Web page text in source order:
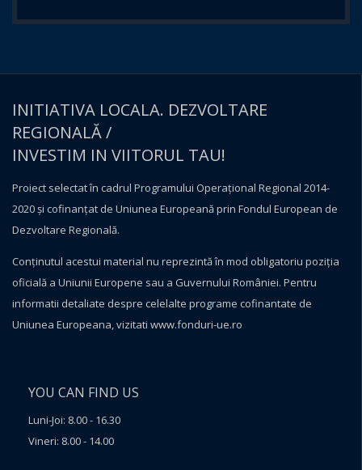
INITIATIVA LOCALA. DEZVOLTARE
REGIONALĂ /
INVESTIM IN VIITORUL TAU!
Proiect selectat în cadrul Programului Operațional Regional 2014-
2020 și cofinanțat de Uniunea Europeană prin Fondul European de
Dezvoltare Regională.
Conţinutul acestui material nu reprezintă în mod obligatoriu poziţia
oficială a Uniunii Europene sau a Guvernului României. Pentru
informatii detaliate despre celelalte programe cofinantate de
Uniunea Europeana, vizitati www.fonduri-ue.ro
YOU CAN FIND US
Luni-Joi: 8.00 - 16.30
Vineri: 8.00 - 14.00